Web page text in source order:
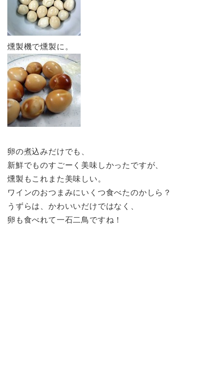
燻製機で燻製に。
卵の煮込みだけでも、
新鮮でものすごーく美味しかったですが、
燻製もこれまた美味しい。
ワインのおつまみにいくつ食べたのかしら？
うずらは、かわいいだけではなく、
卵も食べれて一石二鳥ですね！